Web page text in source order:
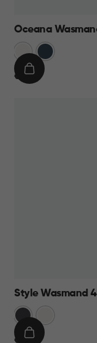
Oceana
Blauw
€
€ 17,95
IN
Style Wasmand
Grijs
€
€ 19,95
IN